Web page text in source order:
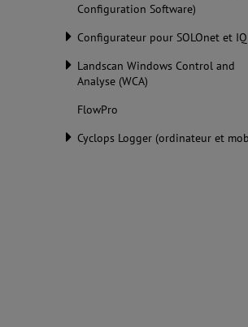
Configuration Software)
Configurateur pour SOLOnet et IQ
Landscan Windows Control and
Analyse (WCA)
FlowPro
Cyclops Logger (ordinateur et